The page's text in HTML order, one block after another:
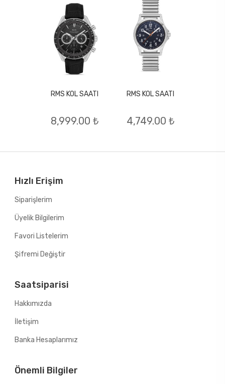
RMS KOL SAATI
8,999.00 ₺
RMS KOL SAATI
4,749.00 ₺
Hızlı Erişim
Siparişlerim
Üyelik Bilgilerim
Favori Listelerim
Şifremi Değiştir
Saatsiparisi
Hakkımızda
İletişim
Banka Hesaplarımız
Önemli Bilgiler